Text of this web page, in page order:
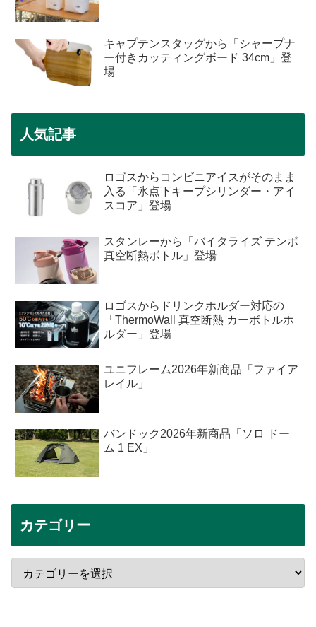
キャプテンスタッグから「シャープナ
ー付きカッティングボード 34cm」登
場
人気記事
ロゴスからコンビニアイスがそのまま
入る「氷点下キープシリンダー・アイ
スコア」登場
スタンレーから「バイタライズ テンポ
真空断熱ボトル」登場
ロゴスからドリンクホルダー対応の
「ThermoWall 真空断熱 カーボトルホ
ルダー」登場
ユニフレーム2026年新商品「ファイア
レイル」
バンドック2026年新商品「ソロ ドー
ム 1 EX」
カテゴリー